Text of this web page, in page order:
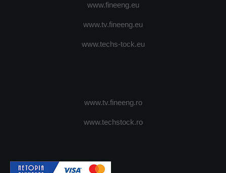
www.fineeng.eu
www.tv.fineeng.eu
www.techs-tock.eu
www.tv.fineeng.ro
www.techstock.ro